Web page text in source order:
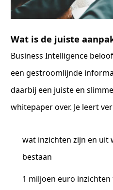
Wat is de juiste
Business Intelligence
een gestroomlijnde
daarbij een juiste en
whitepaper over. Je leert
wat inzichten zijn en uit
bestaan
1 miljoen euro